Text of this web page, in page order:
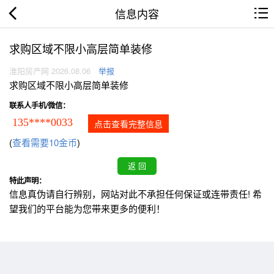
信息内容
求购区域不限小高层简单装修
淮阳房产网 2026.08.06 举报
求购区域不限小高层简单装修
联系人手机/微信：
135****0033 点击查看完整信息
(查看需要10金币)
特此声明：
信息真伪请自行辨别，网站对此不承担任何保证或连带责任! 希
望我们的平台能为您带来更多的便利！